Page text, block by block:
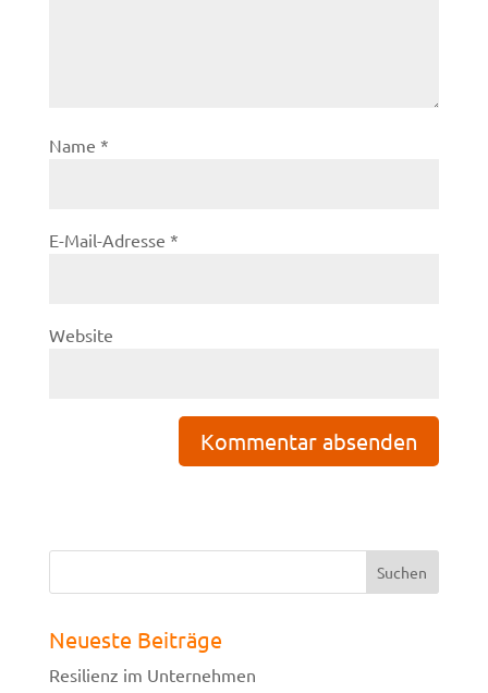
Name *
E-Mail-Adresse *
Website
Neueste Beiträge
Resilienz im Unternehmen